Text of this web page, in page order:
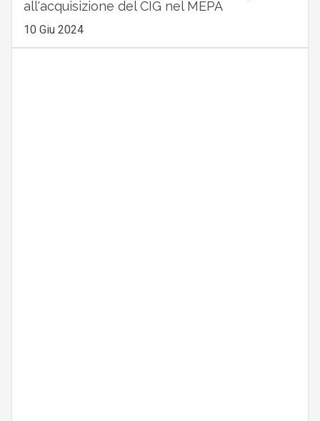
all'acquisizione del CIG nel MEPA
10 Giu 2024